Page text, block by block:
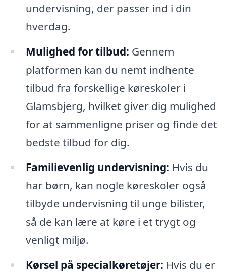
undervisning, der passer ind i din
hverdag.
Mulighed for tilbud: Gennem
platformen kan du nemt indhente
tilbud fra forskellige køreskoler i
Glamsbjerg, hvilket giver dig mulighed
for at sammenligne priser og finde det
bedste tilbud for dig.
Familievenlig undervisning: Hvis du
har børn, kan nogle køreskoler også
tilbyde undervisning til unge bilister,
så de kan lære at køre i et trygt og
venligt miljø.
Kørsel på specialkøretøjer: Hvis du er